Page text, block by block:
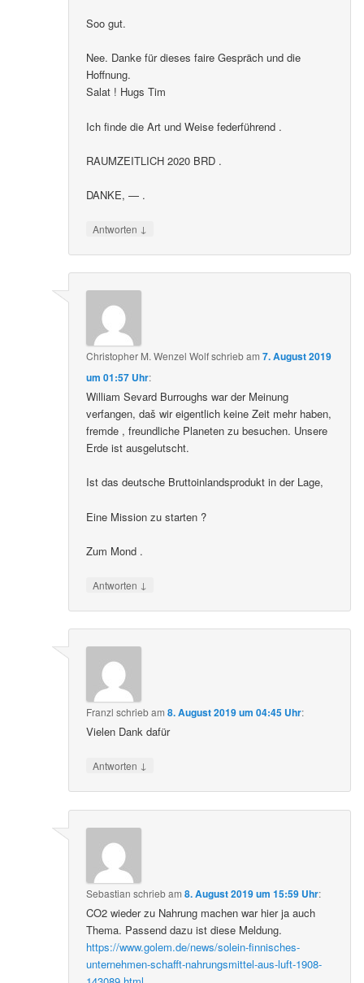
Soo gut.
Nee. Danke für dieses faire Gespräch und die
Hoffnung.
Salat ! Hugs Tim
Ich finde die Art und Weise federführend .
RAUMZEITLICH 2020 BRD .
DANKE, — .
Antworten ↓
Christopher M. Wenzel Wolfschriebam7. August 2019
um 01:57 Uhr:
William Sevard Burroughs war der Meinung
verfangen, daš wir eigentlich keine Zeit mehr haben,
fremde , freundliche Planeten zu besuchen. Unsere
Erde ist ausgelutscht.
Ist das deutsche Bruttoinlandsprodukt in der Lage,
Eine Mission zu starten ?
Zum Mond .
Antworten ↓
Franzl schriebam8. August 2019 um 04:45 Uhr:
Vielen Dank dafür
Antworten ↓
Sebastian schriebam8. August 2019 um 15:59 Uhr:
CO2 wieder zu Nahrung machen war hier ja auch
Thema. Passend dazu ist diese Meldung.
https://www.golem.de/news/solein-finnisches-
unternehmen-schafft-nahrungsmittel-aus-luft-1908-